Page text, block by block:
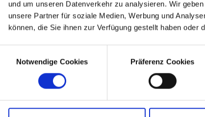
und um unseren Datenverkehr zu analysieren. Wir
unsere Partner für soziale Medien, Werbung und
können, die Sie ihnen zur Verfügung gestellt haben
SelectionNotwendige Cookies Präferenz Cookies